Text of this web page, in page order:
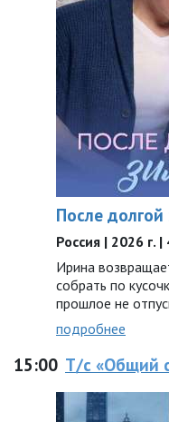
После
Россия | 2026 г.
Ирина
собрать по
прошлое не
подробнее
15:00 Т/с «Общий